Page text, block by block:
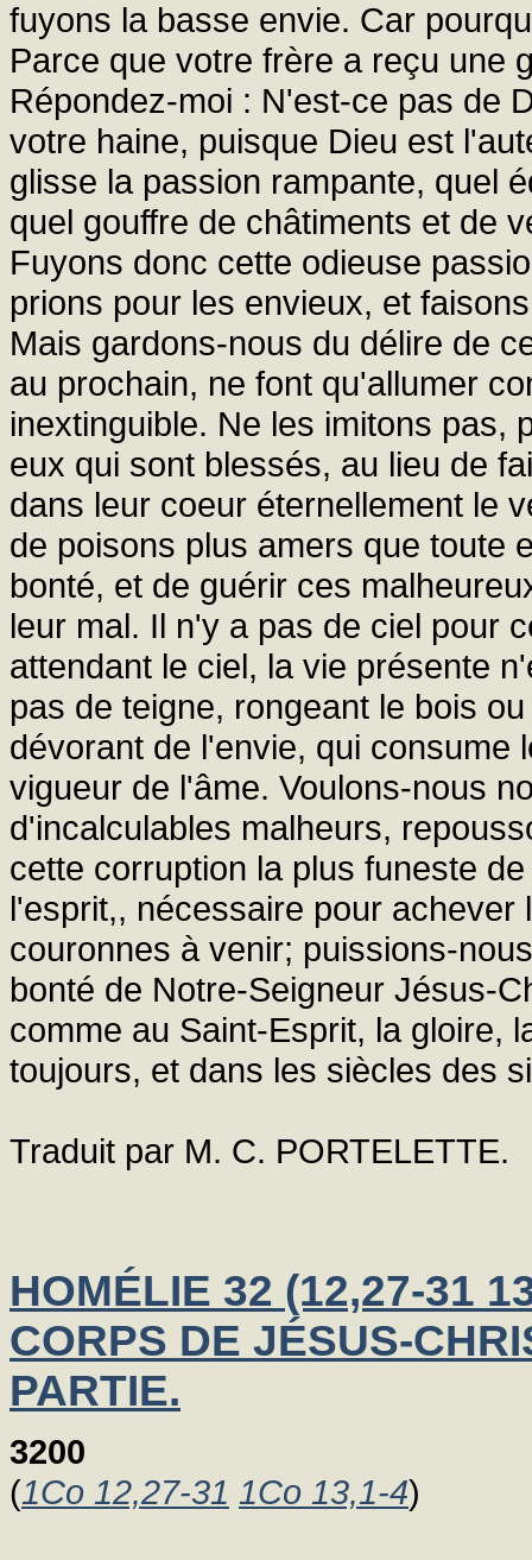
fuyons la basse envie. Car
Parce que votre frère a reçu une
Répondez-moi : N'est-ce pas de
votre haine, puisque Dieu est
glisse la passion rampante, quel
quel gouffre de châtiments et de
Fuyons donc cette odieuse
prions pour les envieux, et
Mais gardons-nous du délire de
au prochain, ne font qu'allumer
inextinguible. Ne les imitons pas,
eux qui sont blessés, au lieu de
dans leur coeur éternellement le
de poisons plus amers que toute
bonté, et de guérir ces
leur mal. Il n'y a pas de ciel pour
attendant le ciel, la vie présente
pas de teigne, rongeant le bois
dévorant de l'envie, qui consume
vigueur de l'âme. Voulons-nous
d'incalculables malheurs,
cette corruption la plus funeste
l'esprit,, nécessaire pour
couronnes à venir; puissions-
bonté de Notre-Seigneur Jésus-
comme au Saint-Esprit, la gloire,
toujours, et dans les siècles des
Traduit par M. C. PORTELETTE.
HOMÉLIE 32 (12,27-31
CORPS DE JÉSUS-
PARTIE.
3200
(1Co 12,27-31 1Co 13,1-4)